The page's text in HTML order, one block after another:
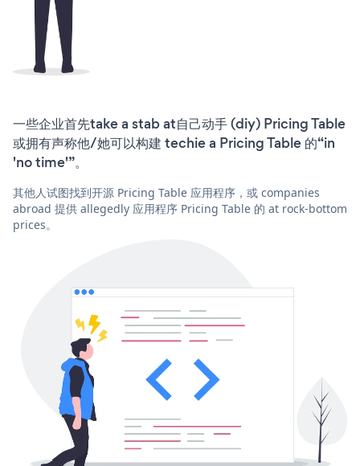
一些企业首先take a stab at自己动手 (diy) Pricing Table
或拥有声称他/她可以构建 techie a Pricing Table 的“in
'no time'”。
其他人试图找到开源 Pricing Table 应用程序，或 companies
abroad 提供 allegedly 应用程序 Pricing Table 的 at rock-bottom
prices。